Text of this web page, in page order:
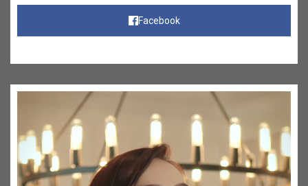
Facebook